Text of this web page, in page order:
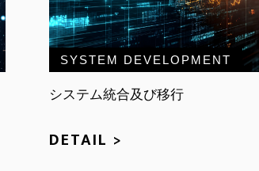
SYSTEM DEVELOPMENT
システム統合及び移行
DETAIL >